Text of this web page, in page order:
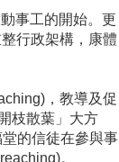
事工的開始。更
行政架構，康體
，教導及促
枝散葉」大方
的信徒在參與事
。